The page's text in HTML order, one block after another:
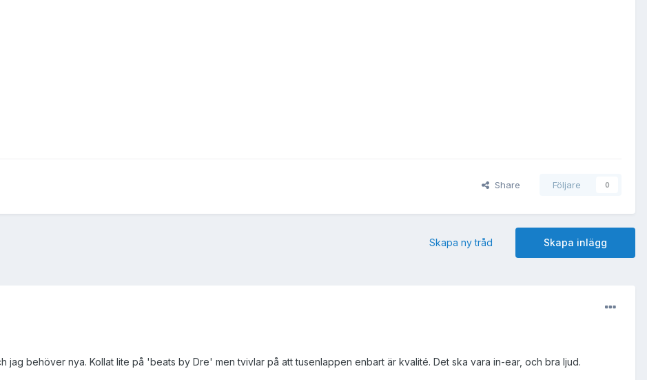
Share Följare 0
Skapa inlägg
Skapa ny tråd
jag behöver nya. Kollat lite på 'beats by Dre' men tvivlar på att tusenlappen enbart är kvalité. Det ska vara in-ear, och bra ljud.